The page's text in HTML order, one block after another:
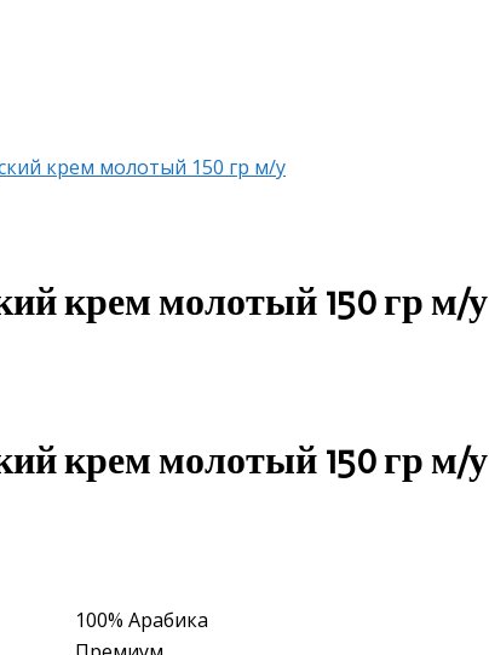
крем молотый 150 гр м/у
крем молотый 150 гр м/у
крем молотый 150 гр м/у
100% Арабика